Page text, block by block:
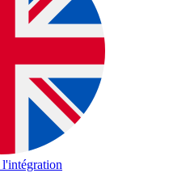
l'intégration